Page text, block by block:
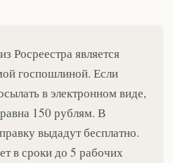
Росреестра является
госпошлиной. Если
в электронном виде,
150 рублям. В
выдадут бесплатно.
в сроки до 5 рабочих